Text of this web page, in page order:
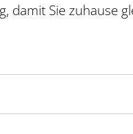
damit Sie zuhause